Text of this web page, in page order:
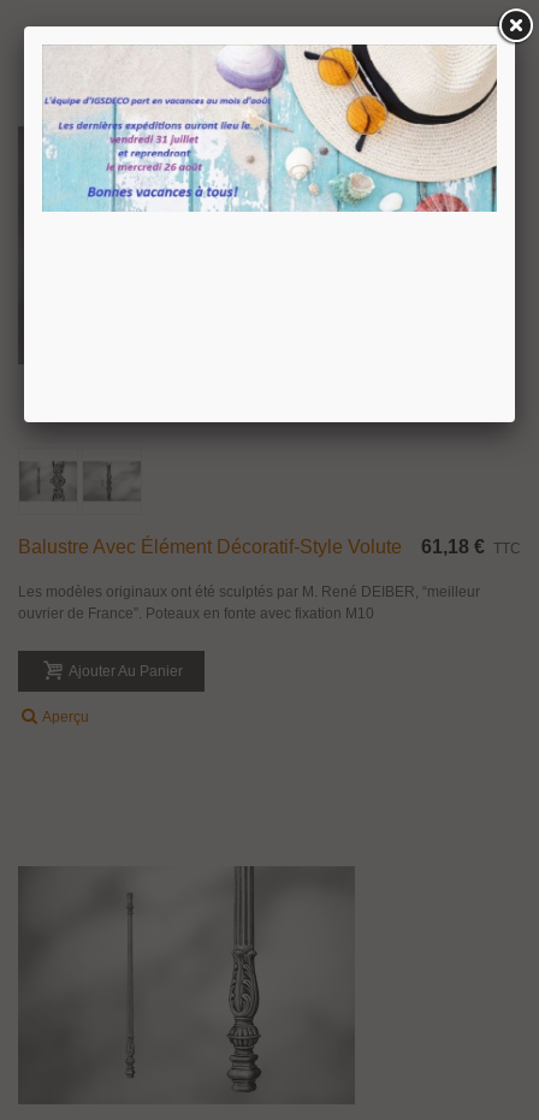
Balustre Avec Élément Décoratif-Style Volute 61,18 € TTC
Les modèles originaux ont été sculptés par M. René DEIBER, “meilleur
ouvrier de France”. Poteaux en fonte avec fixation M10
Ajouter Au Panier
Aperçu